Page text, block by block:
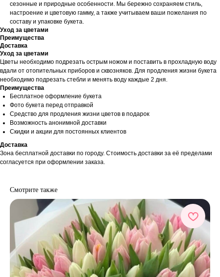
сезонные и природные особенности. Мы бережно сохраняем стиль,
настроение и цветовую гамму, а также учитываем ваши пожелания по
составу и упаковке букета.
Уход за цветами
Преимущества
Доставка
Уход за цветами
Цветы необходимо подрезать острым ножом и поставить в прохладную воду
вдали от отопительных приборов и сквозняков. Для продления жизни букета
необходимо подрезать стебли и менять воду каждые 2 дня.
Преимущества
Бесплатное оформление букета
Фото букета перед отправкой
Средство для продления жизни цветов в подарок
Возможность анонимной доставки
Скидки и акции для постоянных клиентов
Доставка
Зона бесплатной доставки по городу. Стоимость доставки за её пределами
согласуется при оформлении заказа.
Смотрите также